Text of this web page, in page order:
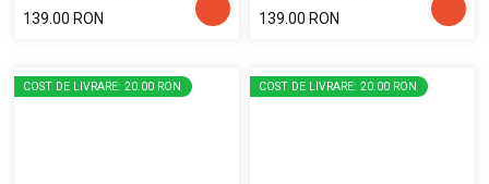
139.00 RON
139.00 RON
COST DE LIVRARE: 20.00 RON COST DE LIVRARE: 20.00 RON